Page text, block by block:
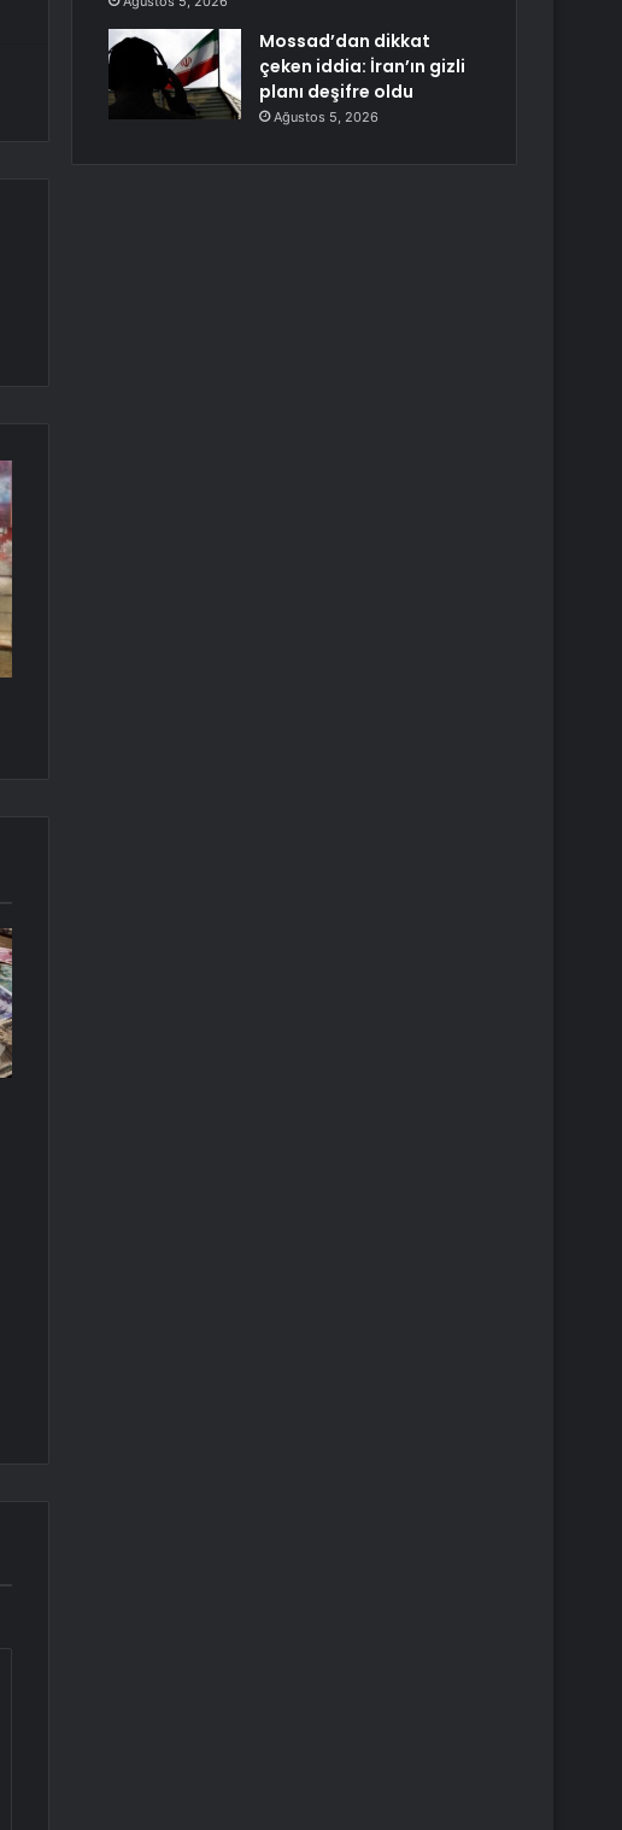
Mossad’dan dikkat
çeken iddia: İran’ın gizli
planı deşifre oldu
Ağustos 5, 2026